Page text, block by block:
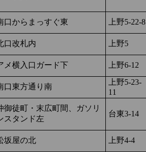
口からまっすぐ東 上野5-22-8
口改札内 上野5
メ横入口ガード下 上野6-12
口東方通り南
上野5-23-
11
御徒町・末広町間、ガソリ
スタンド左
台東3-14
坂屋の北 上野4-4